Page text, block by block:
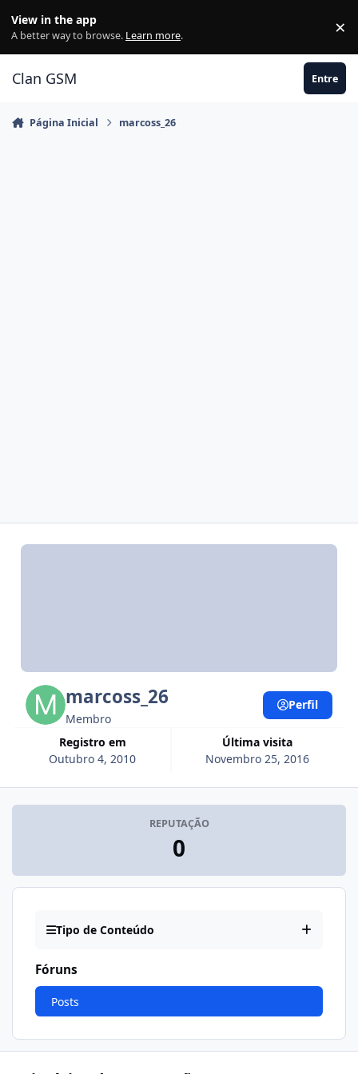
View in the app
A better way to browse. Learn more. ×
Clan GSM Entre
Página Inicial marcoss_26
marcoss_26
Membro
Registro em
Outubro 4, 2010
Última visita
Novembro 25, 2016
Perfil
REPUTAÇÃO
0
Tipo de Conteúdo
Fóruns
Posts